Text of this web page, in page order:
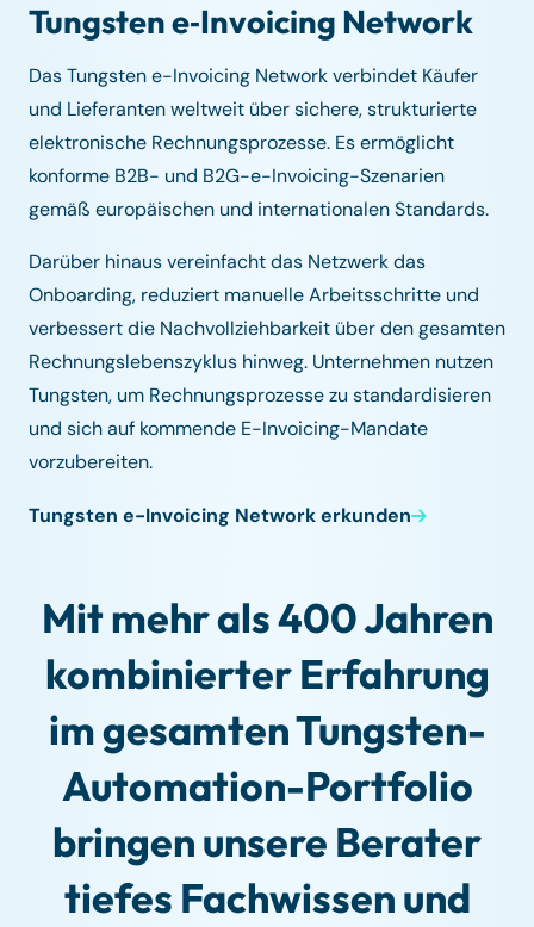
Tungsten e‑Invoicing Network
Das Tungsten e-Invoicing Network verbindet Käufer
und Lieferanten weltweit über sichere, strukturierte
elektronische Rechnungsprozesse. Es ermöglicht
konforme B2B- und B2G-e-Invoicing-Szenarien
gemäß europäischen und internationalen Standards.
Darüber hinaus vereinfacht das Netzwerk das
Onboarding, reduziert manuelle Arbeitsschritte und
verbessert die Nachvollziehbarkeit über den gesamten
Rechnungslebenszyklus hinweg. Unternehmen nutzen
Tungsten, um Rechnungsprozesse zu standardisieren
und sich auf kommende E-Invoicing-Mandate
vorzubereiten.
Tungsten e-Invoicing Network erkunden
Mit mehr als 400 Jahren
kombinierter Erfahrung
im gesamten Tungsten-
Automation-Portfolio
bringen unsere Berater
tiefes Fachwissen und